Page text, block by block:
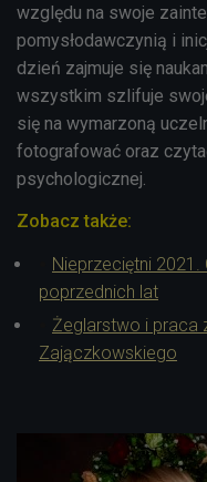
względu na swoje
pomysłodawczynią i
dzień zajmuje się
wszystkim szlifuje
się na wymarzoną
fotografować oraz
psychologicznej.
Zobacz także:
Nieprzeciętni 2021.
poprzednich lat
Żeglarstwo i praca
Zajączkowskiego